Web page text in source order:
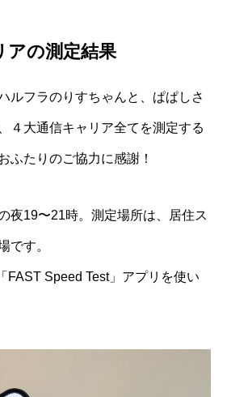
アの測定結果
ルフラのりすちゃんと、ぱぱしさ
４大通信キャリア全てを測定する
ふたりのご協力に感謝！
夜19〜21時。測定場所は、居住ス
です。
FAST Speed Test」アプリを使い